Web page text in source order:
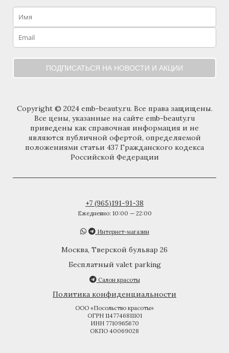
ПОДПИСАТЬСЯ НА НОВОСТИ И АКЦИИ
Copyright © 2024 emb-beauty.ru. Все права защищены.
Все цены, указанные на сайте emb-beauty.ru
приведены как справочная информация и не
являются публичной офертой, определяемой
положениями статьи 437 Гражданского кодекса
Российской Федерации
+7 (965)191-91-38
Ежедневно: 10:00 — 22:00
Интернет-магазин
Москва, Тверской бульвар 26
Бесплатный valet parking
Салон красоты
Политика конфиденциальности
ООО «Посольство красоты»
ОГРН 1147746811101
ИНН 7710965670
ОКПО 40069028